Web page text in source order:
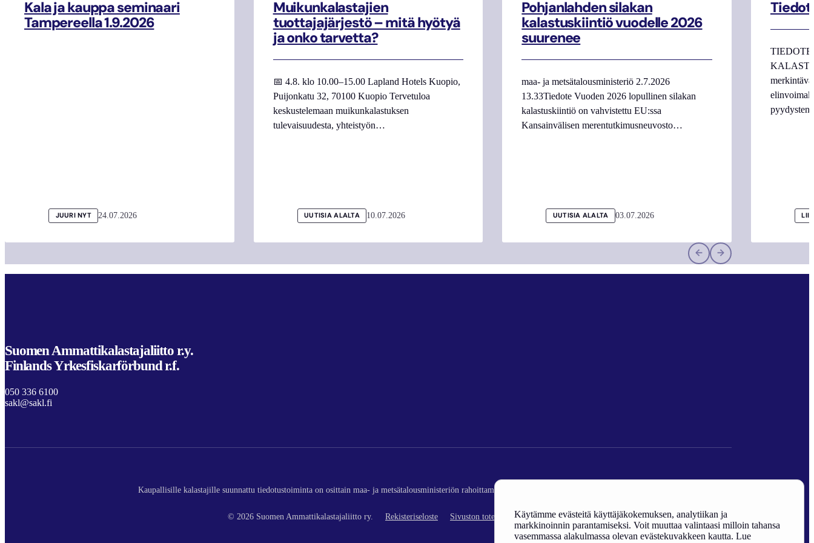
Käytämme evästeitä käyttäjäkokemuksen, analytiikan ja
markkinoinnin parantamiseksi. Voit muuttaa valintaasi milloin tahansa
vasemmassa alakulmassa olevan evästekuvakkeen kautta. Lue
Kala ja kauppa seminaari
Tampereella 1.9.2026
JUURI NYT 24.07.2026
Muikunkalastajien
tuottajajärjestö – mitä hyötyä
ja onko tarvetta?
📅 4.8. klo 10.00–15.00 Lapland Hotels Kuopio,
Puijonkatu 32, 70100 Kuopio Tervetuloa
keskustelemaan muikunkalastuksen
tulevaisuudesta, yhteistyön…
UUTISIA ALALTA 10.07.2026
Pohjanlahden silakan
kalastuskiintiö vuodelle 2026
suurenee
maa- ja metsätalousministeriö 2.7.2026
13.33Tiedote Vuoden 2026 lopullinen silakan
kalastuskiintiö on vahvistettu EU:ssa
Kansainvälisen merentutkimusneuvosto…
UUTISIA ALALTA 03.07.2026
pyydysten
Suomen Ammattikalastajaliitto r.y.
Finlands Yrkesfiskarförbund r.f.
050 336 6100
sakl@sakl.fi
Kaupallisille kalastajille suunnattu tiedotustoiminta on osittain maa- ja metsätalousministeriön rahoittamaa (kalatalouden edistäminen).
© 2026 Suomen Ammattikalastajaliitto ry. Rekisteriseloste Sivuston toteutus